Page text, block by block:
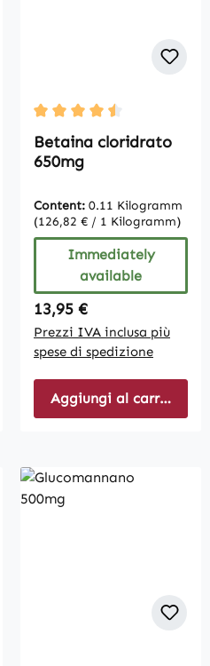
Average rating of 4.5 out
Betaina cloridrato
650mg
Content: 0.11 Kilogramm
(126,82 € / 1 Kilogramm)
Immediately
available
Regular price:
13,95 €
Prezzi IVA inclusa più
spese di spedizione
Aggiungi al carrello